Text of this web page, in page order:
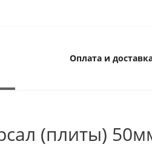
Оплата и
(плиты)